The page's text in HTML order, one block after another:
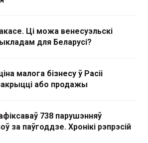
Ці можа венесуэльскі
для Беларусі?
малога бізнесу ў Расіі
або продажы
738 парушэнняў
за паўгоддзе. Хронікі рэпрэсій